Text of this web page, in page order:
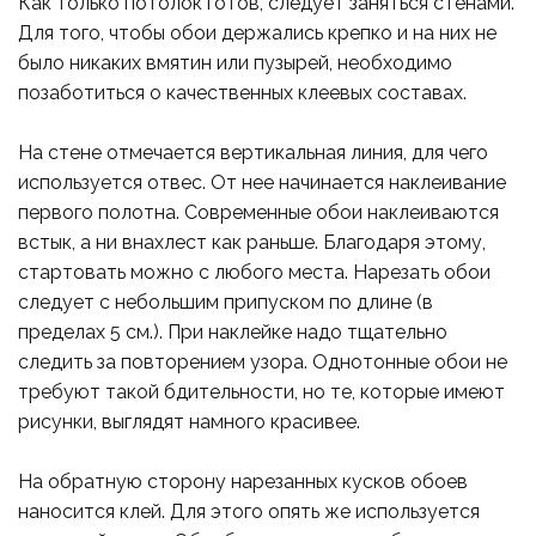
Для того, чтобы обои держались крепко и на них не
было никаких вмятин или пузырей, необходимо
позаботиться о качественных клеевых составах.
На стене отмечается вертикальная линия, для чего
используется отвес. От нее начинается наклеивание
первого полотна. Современные обои наклеиваются
встык, а ни внахлест как раньше. Благодаря этому,
стартовать можно с любого места. Нарезать обои
следует с небольшим припуском по длине (в
пределах 5 см.). При наклейке надо тщательно
следить за повторением узора. Однотонные обои не
требуют такой бдительности, но те, которые имеют
рисунки, выглядят намного красивее.
На обратную сторону нарезанных кусков обоев
наносится клей. Для этого опять же используется